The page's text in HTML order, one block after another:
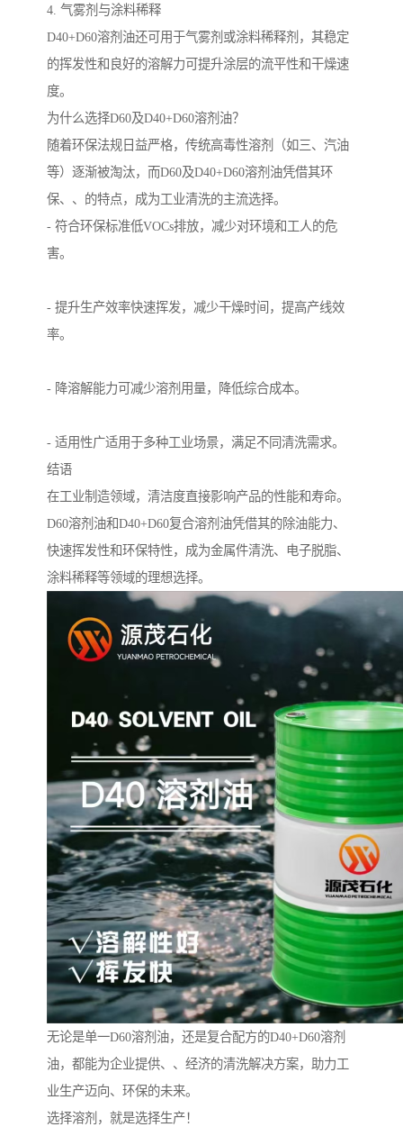
4. 气雾剂与涂料稀释
D40+D60溶剂油还可用于气雾剂或涂料稀释剂，其稳定
的挥发性和良好的溶解力可提升涂层的流平性和干燥速
度。
为什么选择D60及D40+D60溶剂油？
随着环保法规日益严格，传统高毒性溶剂（如三、汽油
等）逐渐被淘汰，而D60及D40+D60溶剂油凭借其环
保、、的特点，成为工业清洗的主流选择。
- 符合环保标准低VOCs排放，减少对环境和工人的危
害。
- 提升生产效率快速挥发，减少干燥时间，提高产线效
率。
- 降溶解能力可减少溶剂用量，降低综合成本。
- 适用性广适用于多种工业场景，满足不同清洗需求。
结语
在工业制造领域，清洁度直接影响产品的性能和寿命。
D60溶剂油和D40+D60复合溶剂油凭借其的除油能力、
快速挥发性和环保特性，成为金属件清洗、电子脱脂、
涂料稀释等领域的理想选择。
无论是单一D60溶剂油，还是复合配方的D40+D60溶剂
油，都能为企业提供、、经济的清洗解决方案，助力工
业生产迈向、环保的未来。
选择溶剂，就是选择生产！